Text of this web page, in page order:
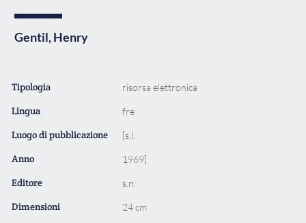
Gentil, Henry
Tipologia risorsa elettronica
Lingua fre
Luogo di pubblicazione [s.l.
Anno 1969]
Editore s.n.
Dimensioni 24 cm